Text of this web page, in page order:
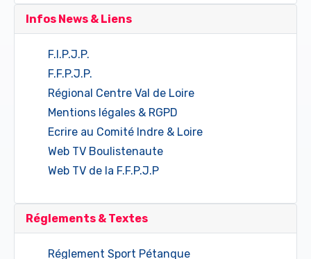
Infos News & Liens
F.I.P.J.P.
F.F.P.J.P.
Régional Centre Val de Loire
Mentions légales & RGPD
Ecrire au Comité Indre & Loire
Web TV Boulistenaute
Web TV de la F.F.P.J.P
Réglements & Textes
Réglement Sport Pétanque